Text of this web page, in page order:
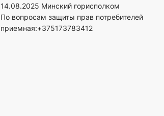
14.08.2025 Минский горисполком
По вопросам защиты прав потребителей
приемная:+375173783412